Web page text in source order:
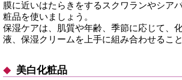
膜に近いはたらきをするスクワランやシア
粧品を使いましょう。
保湿ケアは、肌質や年齢、季節に応じて、
液、保湿クリームを上手に組み合わせるこ
美白化粧品